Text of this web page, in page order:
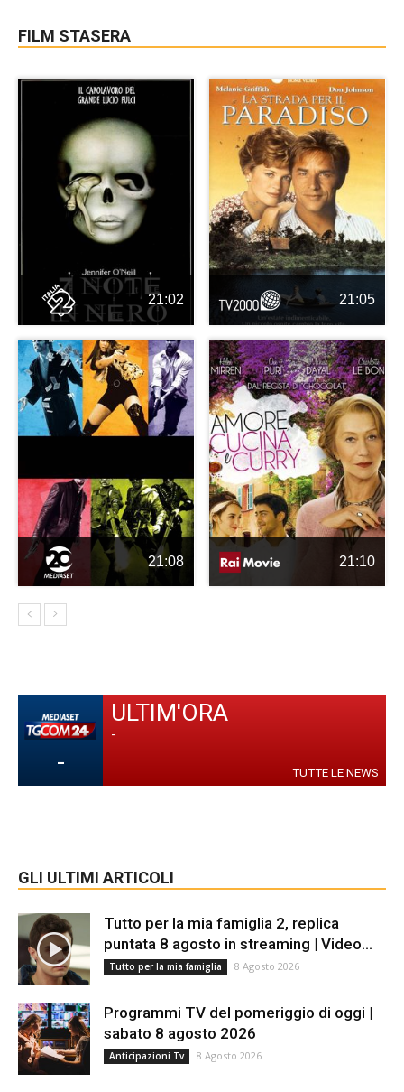
FILM STASERA
21:02 21:05
21:08 21:10
-
ULTIM'ORA
-
TUTTE LE NEWS
GLI ULTIMI ARTICOLI
Tutto per la mia famiglia 2, replica
puntata 8 agosto in streaming | Video...
Tutto per la mia famiglia 8 Agosto 2026
Programmi TV del pomeriggio di oggi |
sabato 8 agosto 2026
Anticipazioni Tv 8 Agosto 2026